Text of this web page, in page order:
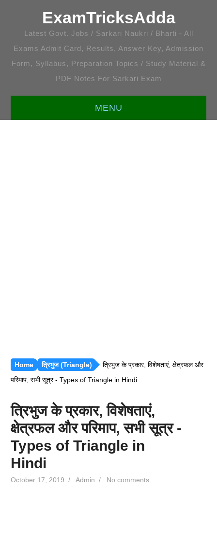
ExamTricksAdda
Latest Govt. Jobs / Sarkari Naukri / Bharti - All
Exams Admit Card, Results, Answer Key, Admission
Form, Syllabus, Preparation Topics / Study Material &
PDF Notes For Sarkari Exam
MENU
Home त्रिभुज (Triangle)
त्रिभुज के प्रकार, विशेषताएं, क्षेत्रफल और
परिमाप, सभी सूत्र - Types of Triangle in Hindi
त्रिभुज के प्रकार, विशेषताएं,
क्षेत्रफल और परिमाप, सभी सूत्र -
Types of Triangle in
Hindi
October 17, 2019 /Admin / No comments